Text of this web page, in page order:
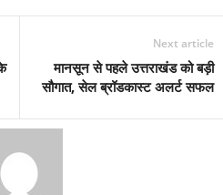
Next article
मानसून से पहले उत्तराखंड को बड़ी
सौगात, सेल ब्रॉडकास्ट अलर्ट सफल